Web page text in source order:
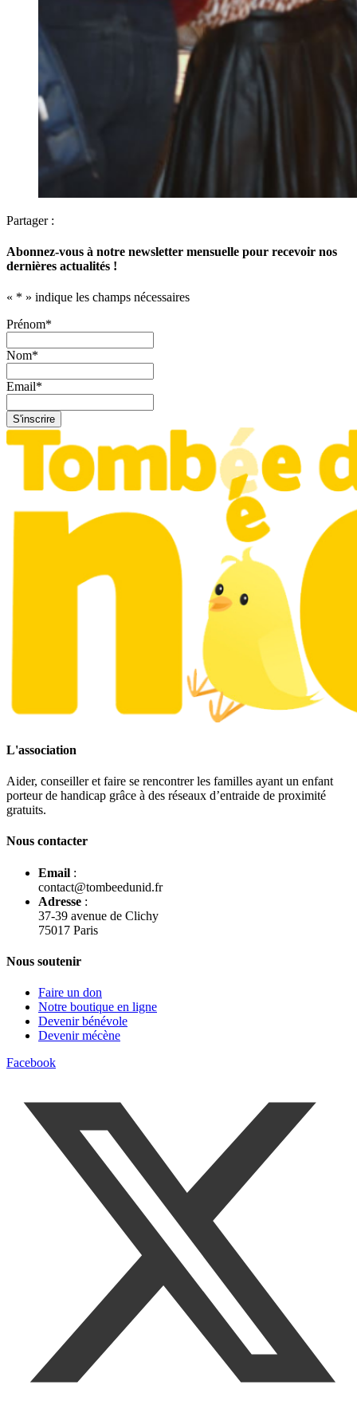
Partager :
Abonnez-vous à notre newsletter mensuelle pour recevoir nos
dernières actualités !
« * » indique les champs nécessaires
Prénom*
Nom*
Email*
L'association
Aider, conseiller et faire se rencontrer les familles ayant un enfant
porteur de handicap grâce à des réseaux d’entraide de proximité
gratuits.
Nous contacter
Email :
contact@tombeedunid.fr
Adresse :
37-39 avenue de Clichy
75017 Paris
Nous soutenir
Faire un don
Notre boutique en ligne
Devenir bénévole
Devenir mécène
Facebook